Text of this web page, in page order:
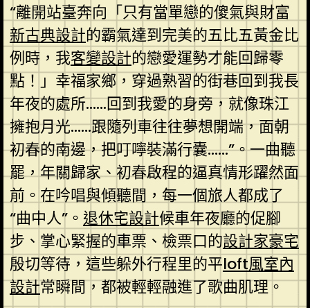
“離開站臺奔向「只有當單戀的傻氣與財富
新古典設計的霸氣達到完美的五比五黃金比
例時，我客變設計的戀愛運勢才能回歸零
點！」幸福家鄉，穿過熟習的街巷回到我長
年夜的處所……回到我愛的身旁，就像珠江
擁抱月光……跟隨列車往往夢想開端，面朝
初春的南邊，把叮嚀裝滿行囊……”。一曲聽
罷，年關歸家、初春啟程的逼真情形躍然面
前。在吟唱與傾聽間，每一個旅人都成了
“曲中人”。 退休宅設計候車年夜廳的促腳
步、掌心緊握的車票、檢票口的設計家豪宅
殷切等待，這些躲外行程里的平loft風室內
設計常瞬間，都被輕輕融進了歌曲肌理。